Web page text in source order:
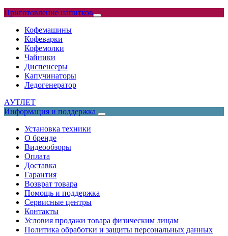
Приготовление напитков
Кофемашины
Кофеварки
Кофемолки
Чайники
Диспенсеры
Капучинаторы
Ледогенератор
АУТЛЕТ
Информация и поддержка
Установка техники
О бренде
Видеообзоры
Оплата
Доставка
Гарантия
Возврат товара
Помощь и поддержка
Сервисные центры
Контакты
Условия продажи товара физическим лицам
Политика обработки и защиты персональных данных